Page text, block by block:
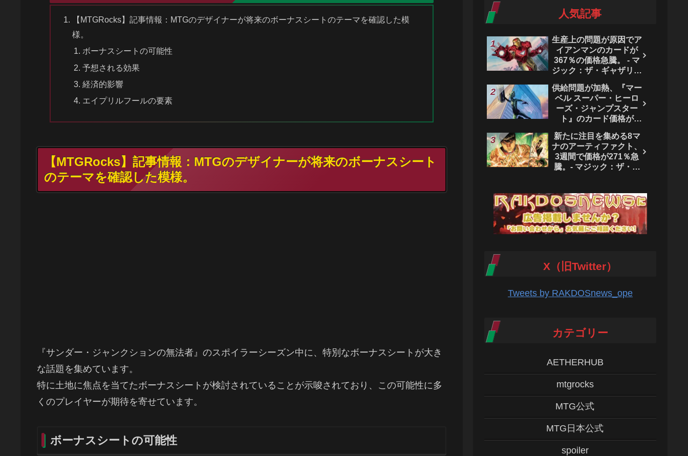
【MTGRocks】記事情報：MTGのデザイナーが将来のボーナスシートのテーマを確認した模
様。
ボーナスシートの可能性
予想される効果
経済的影響
エイプリルフールの要素
【MTGRocks】記事情報：MTGのデザイナーが将来のボーナスシート
のテーマを確認した模様。
『サンダー・ジャンクションの無法者』のスポイラーシーズン中に、特別なボーナスシートが大き
な話題を集めています。
特に土地に焦点を当てたボーナスシートが検討されていることが示唆されており、この可能性に多
くのプレイヤーが期待を寄せています。
ボーナスシートの可能性
人気記事
生産上の問題が原因でア
イアンマンのカードが
367％の価格急騰。 - マ
ジック：ザ・ギャザリン
供給問題が加熱、『マー
ベル スーパー・ヒーロ
ーズ・ジャンプスター
ト』のカード価格が
ク：ザ・ギャザリング
新たに注目を集める8マ
ナのアーティファクト、
3週間で価格が271％急
騰。- マジック：ザ・ギ
X（旧Twitter）
Tweets by RAKDOSnews_ope
カテゴリー
AETHERHUB
mtgrocks
MTG公式
MTG日本公式
spoiler